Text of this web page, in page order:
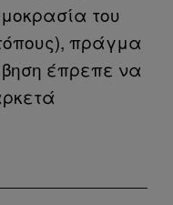
του
πράγμα
έπρεπε να